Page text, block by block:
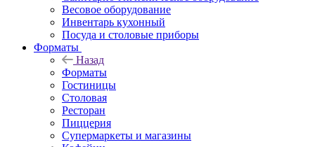
Весовое оборудование
Инвентарь кухонный
Посуда и столовые приборы
Форматы
Назад
Форматы
Гостиницы
Столовая
Ресторан
Пиццерия
Супермаркеты и магазины